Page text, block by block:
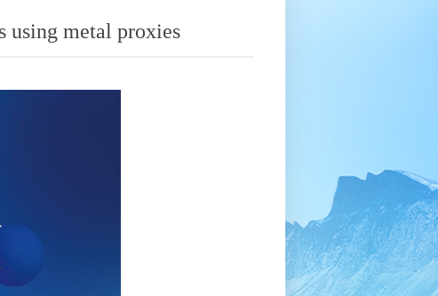
metal proxies